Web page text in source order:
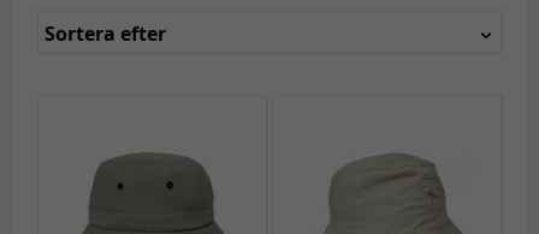
Sortera efter